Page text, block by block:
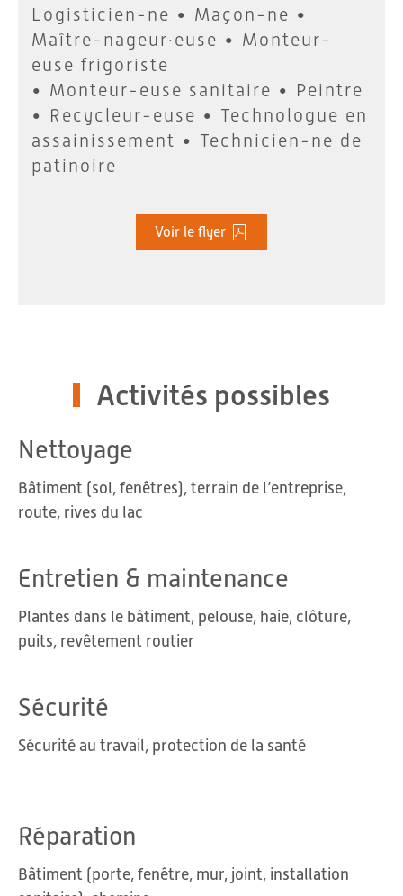
Logisticien-ne • Maçon-ne •
Maître-nageur·euse • Monteur-
euse frigoriste
• Monteur-euse sanitaire • Peintre
• Recycleur-euse • Technologue en
assainissement • Technicien-ne de
patinoire
Voir le flyer
Activités possibles
Nettoyage
Bâtiment (sol, fenêtres), terrain de l’entreprise,
route, rives du lac
Entretien & maintenance
Plantes dans le bâtiment, pelouse, haie, clôture,
puits, revêtement routier
Sécurité
Sécurité au travail, protection de la santé
Réparation
Bâtiment (porte, fenêtre, mur, joint, installation